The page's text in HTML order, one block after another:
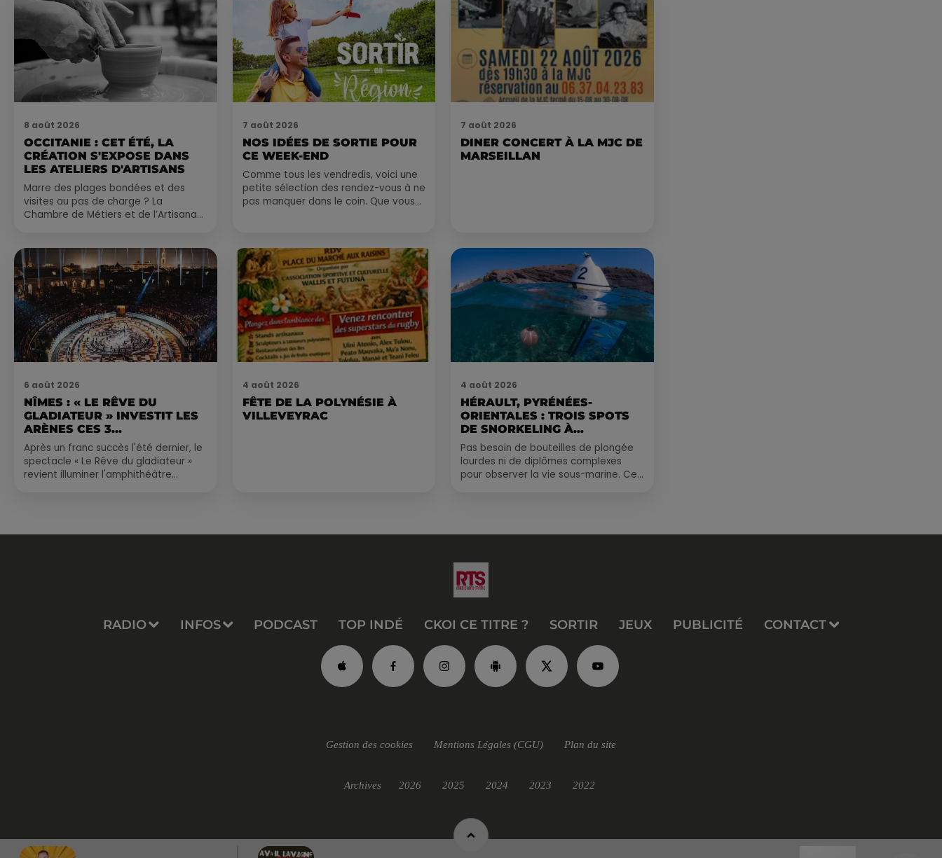
8 août 2026
OCCITANIE : CET ÉTÉ, LA
CRÉATION S'EXPOSE DANS
LES ATELIERS D'ARTISANS
Marre des plages bondées et des
visites au pas de charge ? La
Chambre de Métiers et de l’Artisanat
7 août 2026
NOS IDÉES DE SORTIE POUR
CE WEEK-END
Comme tous les vendredis, voici une
petite sélection des rendez-vous à ne
pas manquer dans le coin. Que vous
7 août 2026
DINER CONCERT À LA MJC DE
MARSEILLAN
6 août 2026
NÎMES : « LE RÊVE DU
GLADIATEUR » INVESTIT LES
ARÈNES CES 3...
Après un franc succès l'été dernier, le
spectacle « Le Rêve du gladiateur »
revient illuminer l'amphithéâtre
4 août 2026
FÊTE DE LA POLYNÉSIE À
VILLEVEYRAC
4 août 2026
HÉRAULT, PYRÉNÉES-
ORIENTALES : TROIS SPOTS
DE SNORKELING À
EXPLORER...
Pas besoin de bouteilles de plongée
lourdes ni de diplômes complexes
pour observer la vie sous-marine. Cet
RADIO INFOS PODCAST TOP INDÉ CKOI CE TITRE ? SORTIR JEUX PUBLICITÉ CONTACT
Gestion des cookies Mentions Légales (CGU) Plan du site
Archives 2026 2025 2024 2023 2022